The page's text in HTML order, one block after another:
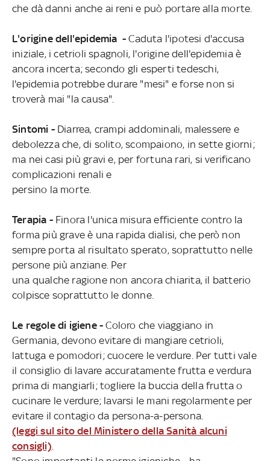
che dà danni anche ai reni e può portare alla morte.
L'origine dell'epidemia -Caduta l'ipotesi d'accusa
iniziale, i cetrioli spagnoli, l'origine dell'epidemia è
ancora incerta; secondo gli esperti tedeschi,
l'epidemia potrebbe durare "mesi" e forse non si
troverà mai "la causa".
Sintomi - Diarrea, crampi addominali, malessere e
debolezza che, di solito, scompaiono, in sette giorni;
ma nei casi più gravi e, per fortuna rari, si verificano
complicazioni renali e
persino la morte.
Terapia -Finora l'unica misura efficiente contro la
forma più grave è una rapida dialisi, che però non
sempre porta al risultato sperato, soprattutto nelle
persone più anziane. Per
una qualche ragione non ancora chiarita, il batterio
colpisce soprattutto le donne.
Le regole di igiene -Coloro che viaggiano in
Germania, devono evitare di mangiare cetrioli,
lattuga e pomodori; cuocere le verdure. Per tutti vale
il consiglio di lavare accuratamente frutta e verdura
prima di mangiarli; togliere la buccia della frutta o
cucinare le verdure; lavarsi le mani regolarmente per
evitare il contagio da persona-a-persona.
(leggi sul sito del Ministero della Sanità alcuni
consigli)